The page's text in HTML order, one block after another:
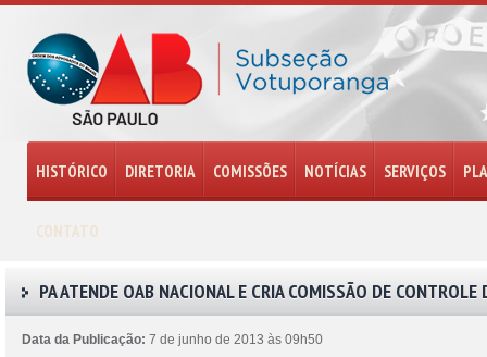
HISTÓRICO DIRETORIA COMISSÕES NOTÍCIAS SERVIÇOS
CONTATO
PA ATENDE OAB NACIONAL E CRIA COMISSÃO DE
Data da Publicação: 7 de junho de 2013 às 09h50